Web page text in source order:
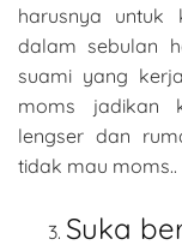
harusnya untuk
dalam sebulan
suami yang
moms jadikan
lengser dan
tidak mau moms..
Suka